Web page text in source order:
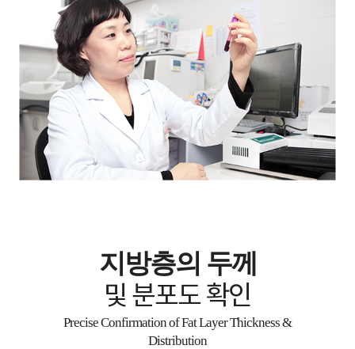
김**/25.10.13
덩치가 커서 걱정했는데 대용량 지방흡입도 안전하게 수술했어요 마
취과 선생님이 상주해서 든든했고 감염관리팀이 모든 과정을 모니터
링해줘서 안심됐어요 cctv도 당연히 있고요
복부
하루만에 걸어다녔는데 생각보다 회복이 빨
라요ㅋㅋ
하루만에 걸어다녔는데 생각보다 회복이 빨라요ㅋㅋ 회복 전담팀이
꾸준히 체크해줘서 통증도 거의 없었고 관리가 정말 꼼꼼합니다!!
얼굴
지방층의 두께
및 분포도 확인
Precise Confirmation of Fat Layer Thickness &
Distribution